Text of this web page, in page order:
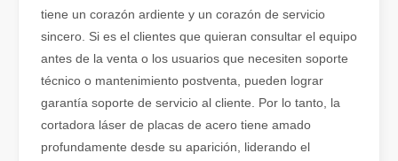
tiene un corazón ardiente y un corazón de servicio
sincero. Si es el clientes que quieran consultar el equipo
antes de la venta o los usuarios que necesiten soporte
técnico o mantenimiento postventa, pueden lograr
garantía soporte de servicio al cliente. Por lo tanto, la
cortadora láser de placas de acero tiene amado
profundamente desde su aparición, liderando el